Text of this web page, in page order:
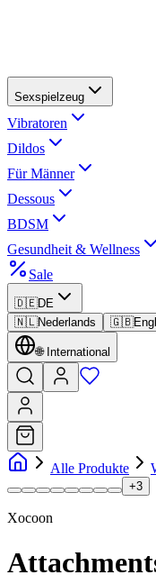
Sexspielzeug
Vibratoren
Dildos
Für Männer
Dessous
BDSM
Gesundheit & Wellness
Sale
🇩🇪DE
🇳🇱Nederlands 🇬🇧
🌐 International
Alle Produkte
+3
Xocoon